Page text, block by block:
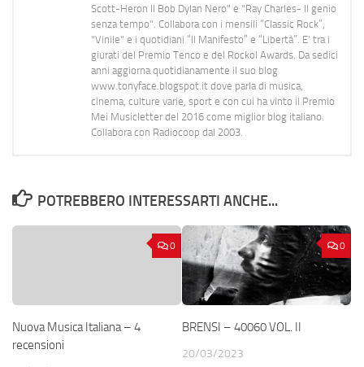
Scott-Heron Il Bob Dylan Nero" e "Ray Charles- Il genio
senza tempo". Collabora con i mensili “Classic Rock”,
"Vinile" e i quotidiani “Il Manifesto” e “Libertà”. E' tra i
giurati del Premio Tenco e del Rockol Awards. Da sedici
anni aggiorna quotidianamente il suo blog
www.tonyface.blogspot.it dove parla di musica,
cinema, culture varie, sport e con cui ha vinto il Premio
Mei Musicletter del 2016 come miglior blog italiano.
Collabora con Radiocoop dal 2003.
POTREBBERO INTERESSARTI ANCHE...
0
Nuova Musica Italiana – 4
recensioni
0
BRENSI – 40060 VOL. II
20/03/2023